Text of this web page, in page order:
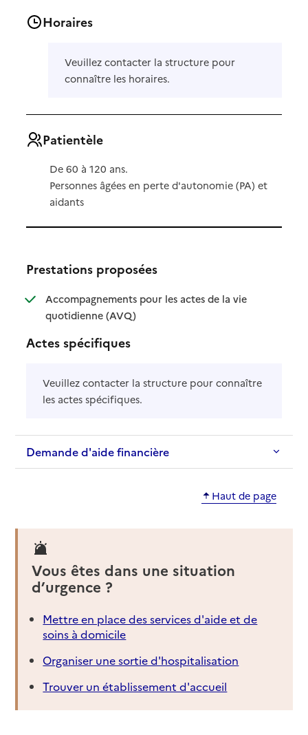
Horaires
Veuillez contacter la structure pour
connaître les horaires.
Patientèle
De 60 à 120 ans.
Personnes âgées en perte d'autonomie (PA) et
aidants
Prestations proposées
Accompagnements pour les actes de la vie
quotidienne (AVQ): disponible
: non disponible
Actes spécifiques
Veuillez contacter la structure pour connaître
les actes spécifiques.
Demande d'aide financière
Haut de page
Vous êtes dans une situation
d’urgence ?
Mettre en place des services d'aide et de
soins à domicile
Organiser une sortie d'hospitalisation
Trouver un établissement d'accueil